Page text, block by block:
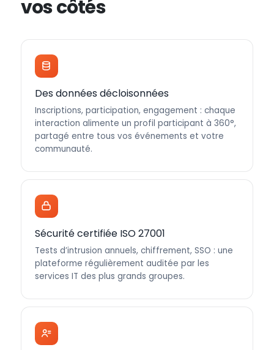
vos côtés
Des données décloisonnées
Inscriptions, participation, engagement : chaque
interaction alimente un profil participant à 360°,
partagé entre tous vos événements et votre
communauté.
Sécurité certifiée ISO 27001
Tests d’intrusion annuels, chiffrement, SSO : une
plateforme régulièrement auditée par les
services IT des plus grands groupes.